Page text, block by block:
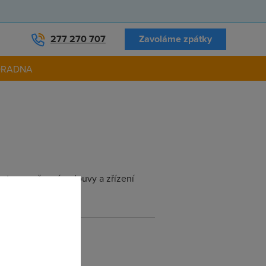
277 270 707 Zavoláme zpátky
vypovězení smlouvy a zřízení